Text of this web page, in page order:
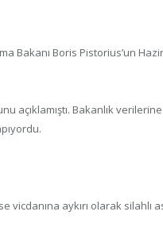
Bakanı Boris Pistorius’un
Bakanlık verilerine
vicdanına aykırı olarak